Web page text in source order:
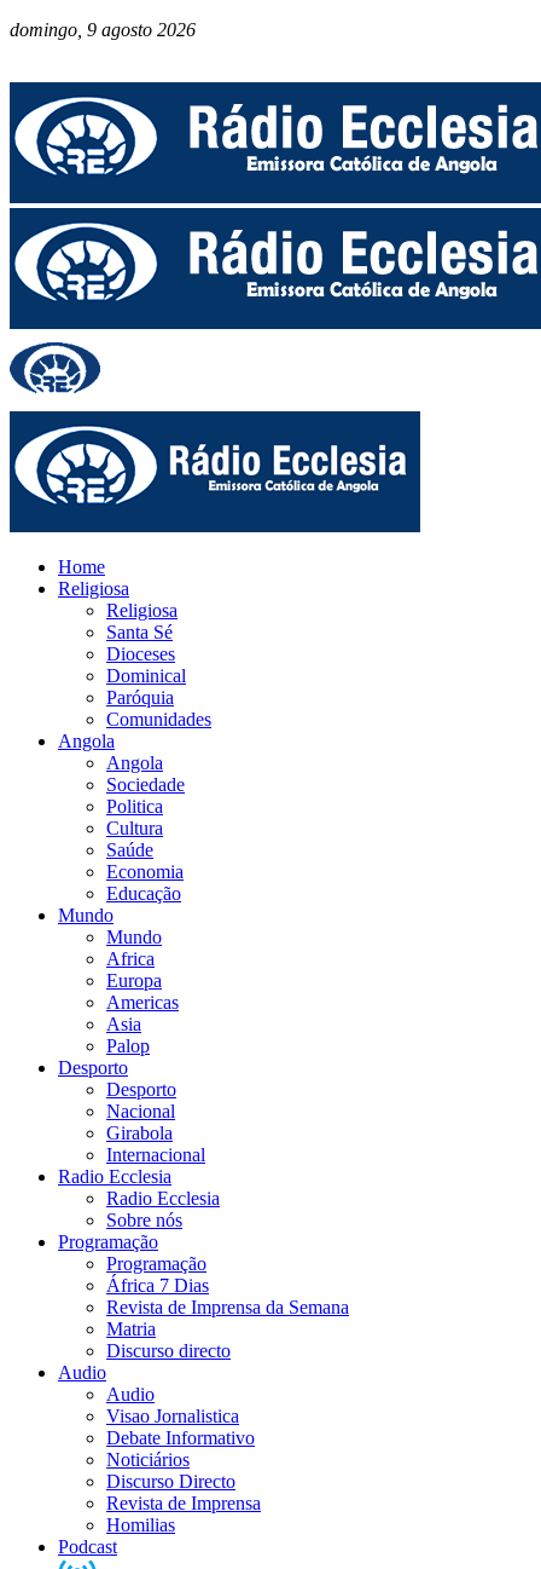
domingo, 9 agosto 2026
Home
Religiosa
Religiosa
Santa Sé
Dioceses
Dominical
Paróquia
Comunidades
Angola
Angola
Sociedade
Politica
Cultura
Saúde
Economia
Educação
Mundo
Mundo
Africa
Europa
Americas
Asia
Palop
Desporto
Desporto
Nacional
Girabola
Internacional
Radio Ecclesia
Radio Ecclesia
Sobre nós
Programação
Programação
África 7 Dias
Revista de Imprensa da Semana
Matria
Discurso directo
Audio
Audio
Visao Jornalistica
Debate Informativo
Noticiários
Discurso Directo
Revista de Imprensa
Homilias
Podcast